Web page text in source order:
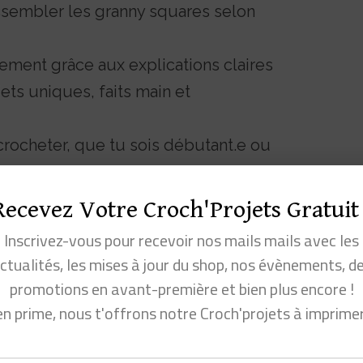
les granny squares selon
grâce aux explications claires
uniques, faits main et
que tu sois débutant.e ou
squares et tu veux encore plus d’inspiration
de crochetet trouve celui qui fera vibrer
squares : détails techniques
Votre Croch'Projets Gratuit
Inscrivez-vous pour recevoir nos mails mails avec les
les mises à jour du shop, nos évènements,
promotions en avant-première et bien plus encore !
prime, nous t'offrons notre Croch'projets à